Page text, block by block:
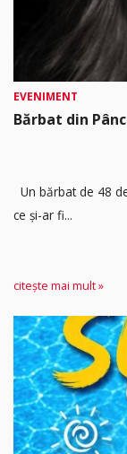
EVENIMENT
Bărbat din
Un bărbat de 48
ce și-ar fi...
citește mai mult »